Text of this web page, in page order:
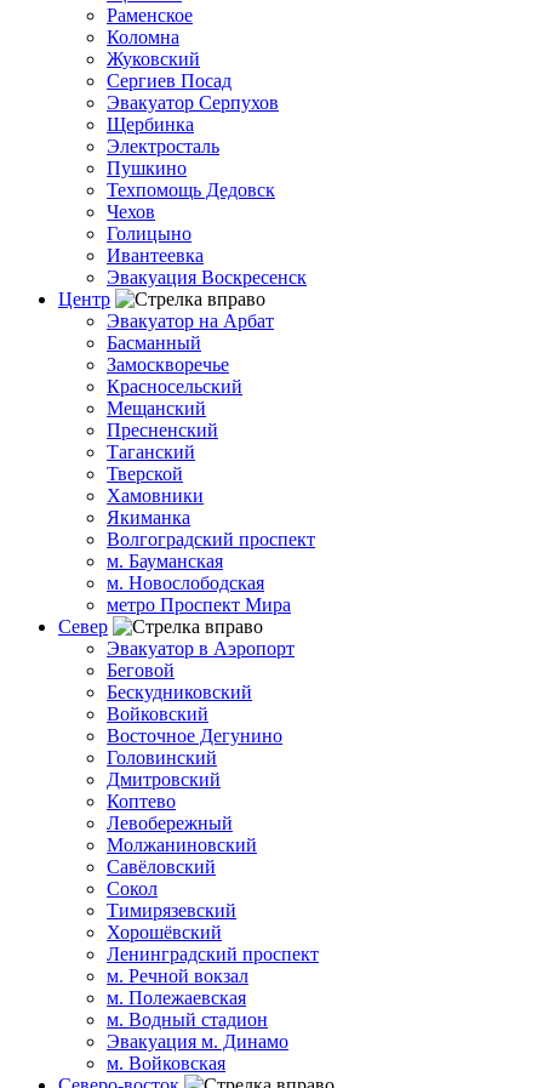
Раменское
Коломна
Жуковский
Сергиев Посад
Эвакуатор Серпухов
Щербинка
Электросталь
Пушкино
Техпомощь Дедовск
Чехов
Голицыно
Ивантеевка
Эвакуация Воскресенск
Центр
Эвакуатор на Арбат
Басманный
Замоскворечье
Красносельский
Мещанский
Пресненский
Таганский
Тверской
Хамовники
Якиманка
Волгоградский проспект
м. Бауманская
м. Новослободская
метро Проспект Мира
Север
Эвакуатор в Аэропорт
Беговой
Бескудниковский
Войковский
Восточное Дегунино
Головинский
Дмитровский
Коптево
Левобережный
Молжаниновский
Савёловский
Сокол
Тимирязевский
Хорошёвский
Ленинградский проспект
м. Речной вокзал
м. Полежаевская
м. Водный стадион
Эвакуация м. Динамо
м. Войковская